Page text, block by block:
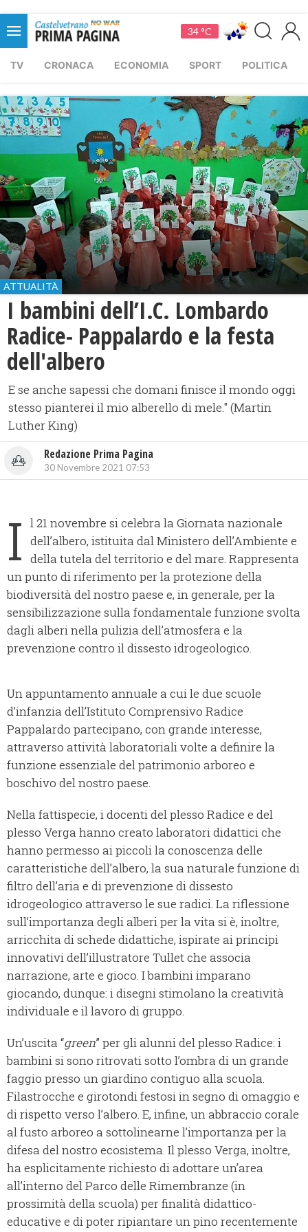
34 °C
TV CRONACA ECONOMIA SPORT POLITICA
ATTUALITÀ
I bambini dell’I.C. Lombardo
Radice- Pappalardo e la festa
dell'albero
E se anche sapessi che domani finisce il mondo oggi
stesso pianterei il mio alberello di mele." (Martin
Luther King)
Redazione Prima Pagina
30 Novembre 2021 07:53
I l 21 novembre si celebra la Giornata nazionale
dell’albero, istituita dal Ministero dell’Ambiente e
della tutela del territorio e del mare. Rappresenta
un punto di riferimento per la protezione della
biodiversità del nostro paese e, in generale, per la
sensibilizzazione sulla fondamentale funzione svolta
dagli alberi nella pulizia dell’atmosfera e la
prevenzione contro il dissesto idrogeologico.
Un appuntamento annuale a cui le due scuole
d’infanzia dell’Istituto Comprensivo Radice
Pappalardo partecipano, con grande interesse,
attraverso attività laboratoriali volte a definire la
funzione essenziale del patrimonio arboreo e
boschivo del nostro paese.
Nella fattispecie, i docenti del plesso Radice e del
plesso Verga hanno creato laboratori didattici che
hanno permesso ai piccoli la conoscenza delle
caratteristiche dell’albero, la sua naturale funzione di
filtro dell’aria e di prevenzione di dissesto
idrogeologico attraverso le sue radici. La riflessione
sull’importanza degli alberi per la vita si è, inoltre,
arricchita di schede didattiche, ispirate ai principi
innovativi dell’illustratore Tullet che associa
narrazione, arte e gioco. I bambini imparano
giocando, dunque: i disegni stimolano la creatività
individuale e il lavoro di gruppo.
Un’uscita “green” per gli alunni del plesso Radice: i
bambini si sono ritrovati sotto l’ombra di un grande
faggio presso un giardino contiguo alla scuola.
Filastrocche e girotondi festosi in segno di omaggio e
di rispetto verso l’albero. E, infine, un abbraccio corale
al fusto arboreo a sottolinearne l’importanza per la
difesa del nostro ecosistema. Il plesso Verga, inoltre,
ha esplicitamente richiesto di adottare un’area
all’interno del Parco delle Rimembranze (in
prossimità della scuola) per finalità didattico-
educative e di poter ripiantare un pino recentemente